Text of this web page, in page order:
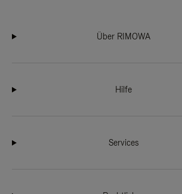
Über RIMOWA
Hilfe
Services